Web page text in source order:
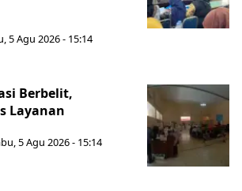
5 Agu 2026 - 15:14
Berbelit,
Layanan
5 Agu 2026 - 15:14